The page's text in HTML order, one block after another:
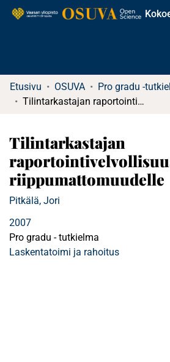
Etusivu OSUVA
Tilintarkastajan raportointivelvollisuus - uhka riippumattomuudelle
Tilintarkastajan
riippumattomuudelle
Pitkälä, Jori
2007
Pro gradu - tutkielma
Laskentatoimi ja rahoitus